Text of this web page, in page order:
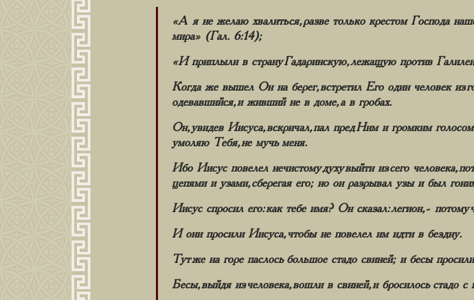
«А я не желаю хвалиться, разве только крестом Господа
мира» (Гал. 6:14);
«И приплыли в страну Гадаринскую, лежащую против
Когда же вышел Он на берег, встретил Его один человек из
одевавшийся, и живший не в доме, а в гробах.
Он, увидев Иисуса, вскричал, пал пред Ним и громким
умоляю Тебя, не мучь меня.
Ибо Иисус повелел нечистому духу выйти из сего человека,
цепями и узами, сберегая его; но он разрывал узы и был
Иисус спросил его: как тебе имя? Он сказал: легион,-
И они просили Иисуса, чтобы не повелел им идти в бездну.
Тут же на горе паслось большое стадо свиней; и бесы
Бесы, выйдя из человека, вошли в свиней, и бросилось стадо